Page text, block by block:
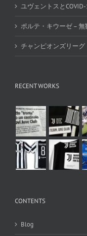
ユヴェントスと
ポルテ・キウーゼ –
チャンピオンズリー
RECENT WORKS
CONTENTS
Blog